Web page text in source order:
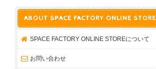
ABOUT SPACE FACTORY ONLINE STORE
SPACE FACTORY ONLINE STOREについて
お問い合わせ